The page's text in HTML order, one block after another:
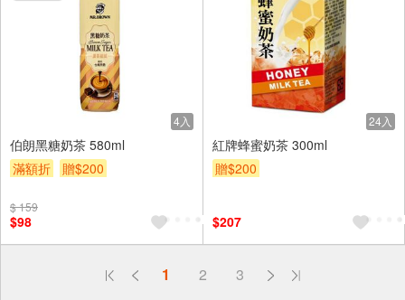
4入
伯朗黑糖奶茶 580ml
滿額折
贈$200
$ 159
$98
24入
紅牌蜂蜜奶茶 300ml
贈$200
$207
1 2 3
偏遠地區配送